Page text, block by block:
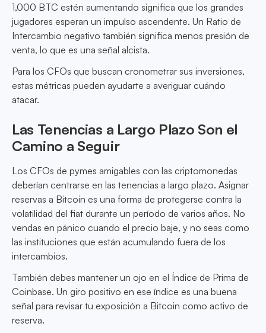
1,000 BTC estén aumentando significa que los grandes
jugadores esperan un impulso ascendente. Un Ratio de
Intercambio negativo también significa menos presión de
venta, lo que es una señal alcista.
Para los CFOs que buscan cronometrar sus inversiones,
estas métricas pueden ayudarte a averiguar cuándo
atacar.
Las Tenencias a Largo Plazo Son el
Camino a Seguir
Los CFOs de pymes amigables con las criptomonedas
deberían centrarse en las tenencias a largo plazo. Asignar
reservas a Bitcoin es una forma de protegerse contra la
volatilidad del fiat durante un período de varios años. No
vendas en pánico cuando el precio baje, y no seas como
las instituciones que están acumulando fuera de los
intercambios.
También debes mantener un ojo en el Índice de Prima de
Coinbase. Un giro positivo en ese índice es una buena
señal para revisar tu exposición a Bitcoin como activo de
reserva.